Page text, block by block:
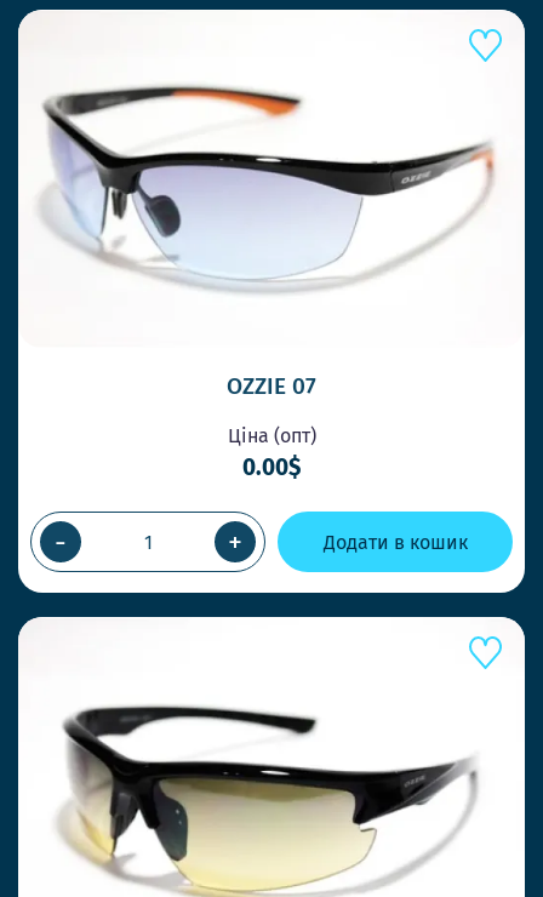
OZZIE 07
Ціна (опт)
0.00$
- + Додати в кошик